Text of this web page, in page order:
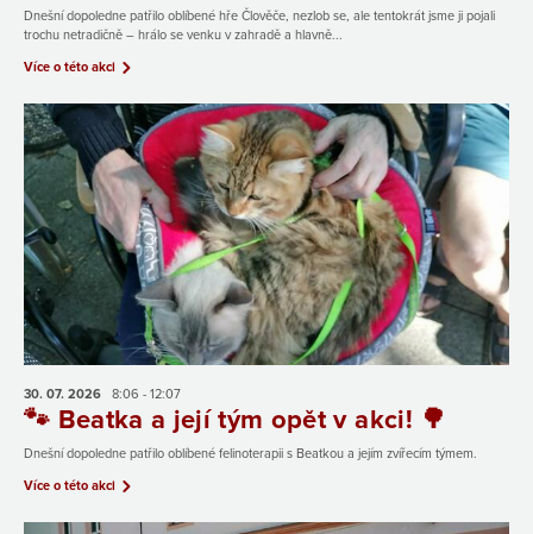
Dnešní dopoledne patřilo oblíbené hře Člověče, nezlob se, ale tentokrát jsme ji pojali
trochu netradičně – hrálo se venku v zahradě a hlavně...
Více o této akci
30. 07. 2026 8:06 - 12:07
🐾 Beatka a její tým opět v akci! 🌳
Dnešní dopoledne patřilo oblíbené felinoterapii s Beatkou a jejím zvířecím týmem.
Více o této akci